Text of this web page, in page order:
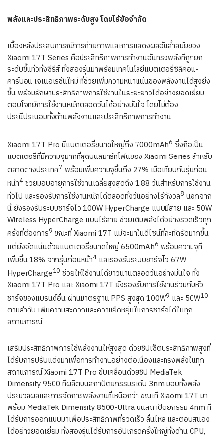
พลังและประสิทธิภาพระดับสูง โดยไร้ข้อจำกัด
เบื้องหลังประสบการณ์การถ่ายภาพและการแสดงผลอันล้ำสมัยของ
Xiaomi 17T Series คือประสิทธิภาพการทำงานอันทรงพลังที่ถูกยก
ระดับขึ้นทั่วทั้งซีรีส์ ทั้งสองรุ่นมาพร้อมเทคโนโลยีแบตเตอรี่ซิลิคอน-
คาร์บอน เจเนอเรชันใหม่ ที่ช่วยเพิ่มความหนาแน่นของพลังงานได้สูงยิ่ง
ขึ้น พร้อมรักษาประสิทธิภาพการใช้งานในระยะยาวได้อย่างยอดเยี่ยม
ตอบโจทย์การใช้งานหนักตลอดวันได้อย่างมั่นใจ โดยไม่ต้อง
ประนีประนอมทั้งด้านพลังงานและประสิทธิภาพการทำงาน
Xiaomi 17T Pro มีแบตเตอรี่ขนาดใหญ่ถึง 7000mAh6 ซึ่งถือเป็น
แบตเตอรี่ที่มีความจุมากที่สุดบนสมาร์ทโฟนของ Xiaomi Series สำหรับ
ตลาดต่างประเทศ7 พร้อมเพิ่มความจุขึ้นถึง 27% เมื่อเทียบกับรุ่นก่อน
หน้า4ช่วยมอบอายุการใช้งานเฉลี่ยสูงสุดถึง 1.88 วันสำหรับการใช้งาน
ทั่วไป และรองรับการใช้งานหนักได้ตลอดทั้งวันอย่างไร้กังวล8 นอกจาก
นี้ ยังรองรับระบบชาร์จไว 100W HyperCharge แบบมีสาย และ 50W
Wireless HyperCharge แบบไร้สาย ช่วยเติมพลังได้อย่างรวดเร็วทุก
ครั้งที่ต้องการ9 ขณะที่ Xiaomi 17T แม้จะมาในดีไซน์ที่กะทัดรัดมากขึ้น
แต่ยังอัดแน่นด้วยแบตเตอรี่ขนาดใหญ่ 6500mAh6 พร้อมความจุที่
เพิ่มขึ้น 18% จากรุ่นก่อนหน้า4 และรองรับระบบชาร์จไว 67W
HyperCharge10 ช่วยให้ใช้งานได้ยาวนานตลอดวันอย่างมั่นใจ ทั้ง
Xiaomi 17T Pro และ Xiaomi 17T ยังรองรับการใช้งานร่วมกับหัว
ชาร์จของแบรนด์อื่น ผ่านมาตรฐาน PPS สูงสุด 100W9 และ 50W10
ตามลำดับ เพิ่มความสะดวกและความยืดหยุ่นในการชาร์จได้ในทุก
สถานการณ์
เสริมประสิทธิภาพการใช้พลังงานให้สูงสุด ด้วยชิปเซ็ตประสิทธิภาพสูงที่
ได้รับการปรับแต่งมาเพื่อการทำงานอย่างต่อเนื่องและทรงพลังในทุก
สถานการณ์ Xiaomi 17T Pro ขับเคลื่อนด้วยชิป MediaTek
Dimensity 9500 ที่ผลิตบนสถาปัตยกรรมระดับ 3nm มอบทั้งพลัง
ประมวลผลและการจัดการพลังงานที่เหนือกว่า ขณะที่ Xiaomi 17T มา
พร้อม MediaTek Dimensity 8500-Ultra บนสถาปัตยกรรม 4nm ที่
ได้รับการออกแบบมาเพื่อประสิทธิภาพที่รวดเร็ว ลื่นไหล และตอบสนอง
ได้อย่างยอดเยี่ยม ทั้งสองรุ่นได้รับการอัปเกรดครั้งใหญ่ทั้งด้าน CPU,